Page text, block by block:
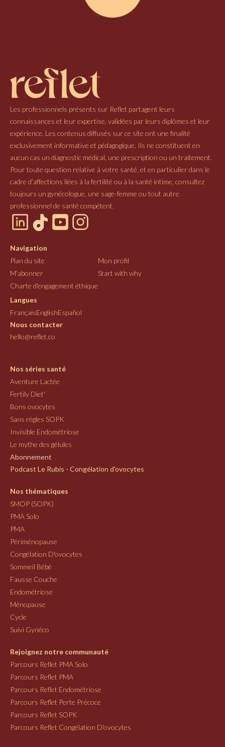
Les professionnels présents sur Reflet partagent leurs
connaissances et leur expertise, validées par leurs diplômes et leur
expérience. Les contenus diffusés sur ce site ont une finalité
exclusivement informative et pédagogique. Ils ne constituent en
aucun cas un diagnostic médical, une prescription ou un traitement.
Pour toute question relative à votre santé, et en particulier dans le
cadre d’affections liées à la fertilité ou à la santé intime, consultez
toujours un gynécologue, une sage-femme ou tout autre
professionnel de santé compétent.
Navigation
Plan du site
Mon profil
M'abonner
Start with why
Charte d'engagement éthique
Langues
FrançaisEnglishEspañol
Nous contacter
hello@reflet.co
Nos séries santé
Aventure Lactée
Fertily Diet'
Bons ovocytes
Sans règles SOPK
Invisible Endométriose
Le mythe des gélules
Abonnement
Podcast Le Rubis - Congélation d'ovocytes
Nos thématiques
SMOP (SOPK)
PMA Solo
PMA
Périménopause
Congélation D'ovocytes
Sommeil Bébé
Fausse Couche
Endométriose
Ménopause
Cycle
Suivi Gynéco
Rejoignez notre communauté
Parcours Reflet PMA Solo
Parcours Reflet PMA
Parcours Reflet Endométriose
Parcours Reflet Perte Précoce
Parcours Reflet SOPK
Parcours Reflet Congélation D'ovocytes